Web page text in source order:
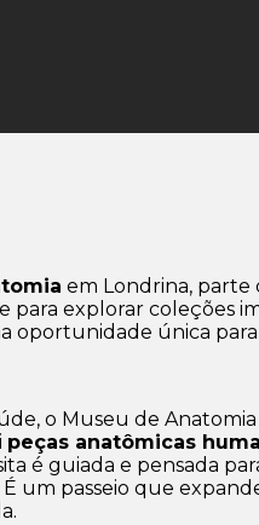
em Londrina, parte
explorar coleções
oportunidade única
o Museu de
peças anatômicas
é guiada e pensada
um passeio que